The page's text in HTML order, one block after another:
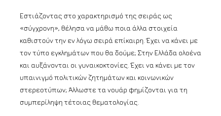
Εστιάζοντας στο χαρακτηρισμό της σειράς ως
«σύγχρονη», θέλησα να μάθω ποια άλλα στοιχεία
καθιστούν την εν λόγω σειρά επίκαιρη. Έχει να κάνει με
τον τύπο εγκλημάτων που θα δούμε; Στην Ελλάδα ολοένα
και αυξάνονται οι γυναικοκτονίες. Έχει να κάνει με τον
υπαινιγμό πολιτικών ζητημάτων και κοινωνικών
στερεοτύπων; Άλλωστε τα νουάρ φημίζονται για τη
συμπερίληψη τέτοιας θεματολογίας.